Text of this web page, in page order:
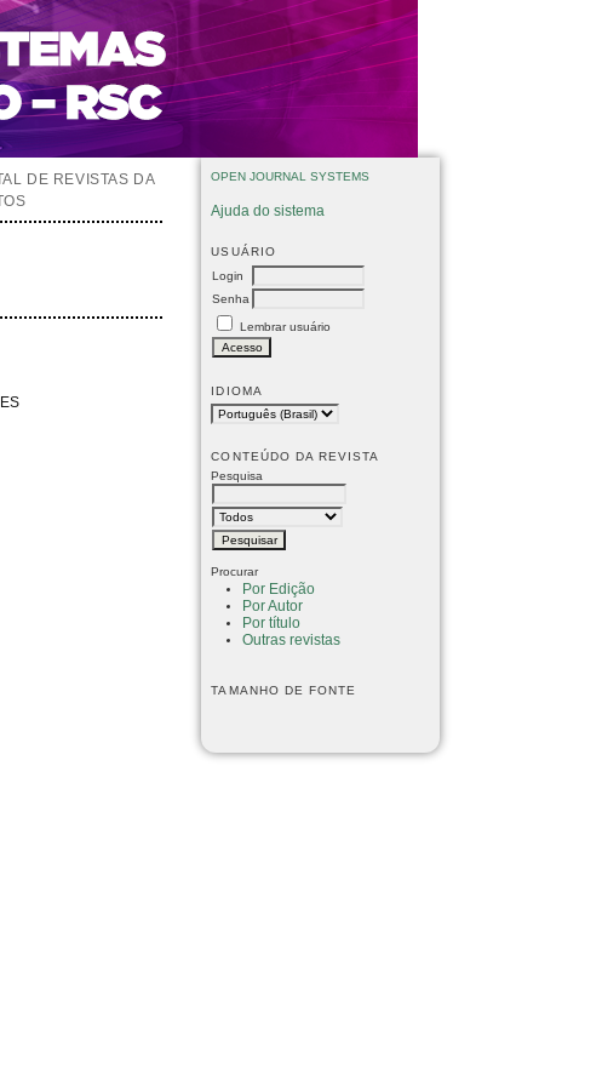
OPEN JOURNAL SYSTEMS
Ajuda do sistema
USUÁRIO
Login
Senha
Lembrar usuário
IDIOMA
CONTEÚDO DA REVISTA
Pesquisa
Procurar
Por Edição
Por Autor
Por título
Outras revistas
TAMANHO DE FONTE
DE REVISTAS DA